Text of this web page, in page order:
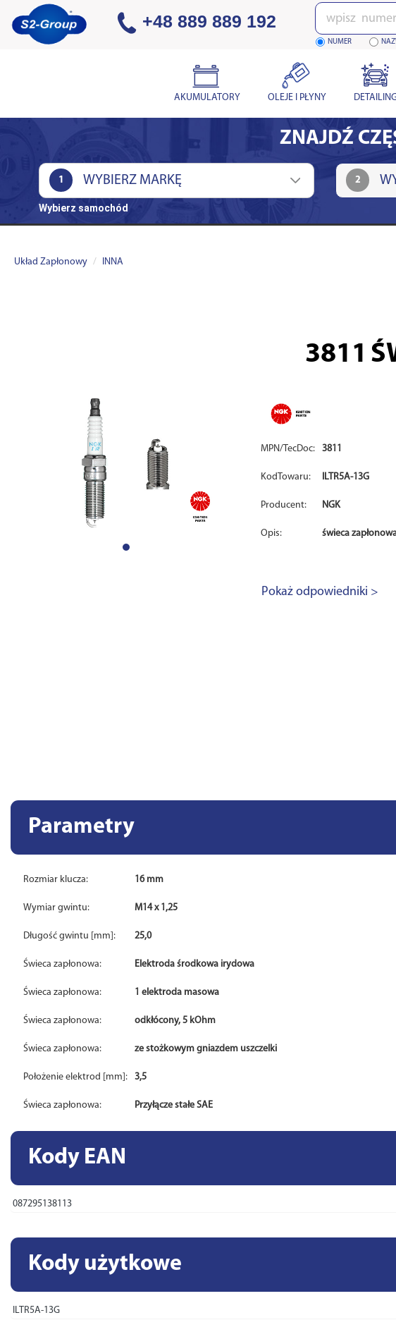
+48 889 889 192 Wpisz
numer
NUMER
AKUMULATORY OLEJE I PŁYNY
ZNAJDŹ
1 2
Wybierz samochód
Układ Zapłonowy INNA
3811
MPN/TecDoc: 3811
KodTowaru: ILTR5A-13G
Producent: NGK
Opis: świeca
Pokaż odpowiedniki >
Parametry
Rozmiar klucza: 16 mm
Wymiar gwintu: M14 x 1,25
Długość gwintu [mm]: 25,0
Świeca zapłonowa: Elektroda środkowa irydowa
Świeca zapłonowa: 1 elektroda masowa
Świeca zapłonowa: odkłócony, 5 kOhm
Świeca zapłonowa: ze stożkowym gniazdem uszczelki
Położenie elektrod [mm]: 3,5
Świeca zapłonowa: Przyłącze stałe SAE
Kody EAN
087295138113
Kody użytkowe
ILTR5A-13G